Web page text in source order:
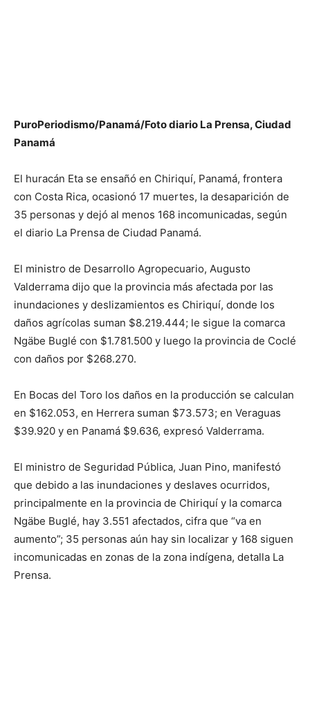
PuroPeriodismo/Panamá/Foto diario La Prensa, Ciudad
Panamá
El huracán Eta se ensañó en Chiriquí, Panamá, frontera
con Costa Rica, ocasionó 17 muertes, la desaparición de
35 personas y dejó al menos 168 incomunicadas, según
el diario La Prensa de Ciudad Panamá.
El ministro de Desarrollo Agropecuario, Augusto
Valderrama dijo que la provincia más afectada por las
inundaciones y deslizamientos es Chiriquí, donde los
daños agrícolas suman $8.219.444; le sigue la comarca
Ngäbe Buglé con $1.781.500 y luego la provincia de Coclé
con daños por $268.270.
En Bocas del Toro los daños en la producción se calculan
en $162.053, en Herrera suman $73.573; en Veraguas
$39.920 y en Panamá $9.636, expresó Valderrama.
El ministro de Seguridad Pública, Juan Pino, manifestó
que debido a las inundaciones y deslaves ocurridos,
principalmente en la provincia de Chiriquí y la comarca
Ngäbe Buglé, hay 3.551 afectados, cifra que “va en
aumento”; 35 personas aún hay sin localizar y 168 siguen
incomunicadas en zonas de la zona indígena, detalla La
Prensa.